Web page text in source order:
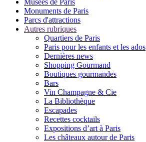
Musées de Paris
Monuments de Paris
Parcs d'attractions
Autres rubriques
Quartiers de Paris
Paris pour les enfants et les ados
Dernières news
Shopping Gourmand
Boutiques gourmandes
Bars
Vin Champagne & Cie
La Bibliothèque
Escapades
Recettes cocktails
Expositions d’art à Paris
Les châteaux autour de Paris